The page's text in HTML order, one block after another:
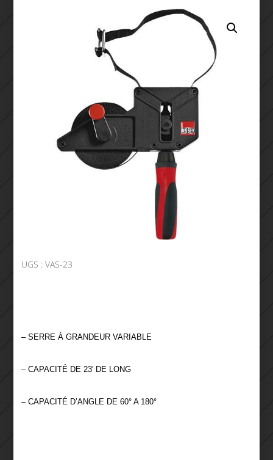
UGS : VAS-23
– SERRE À GRANDEUR VARIABLE
– CAPACITÉ DE 23′ DE LONG
– CAPACITÉ D’ANGLE DE 60° A 180°